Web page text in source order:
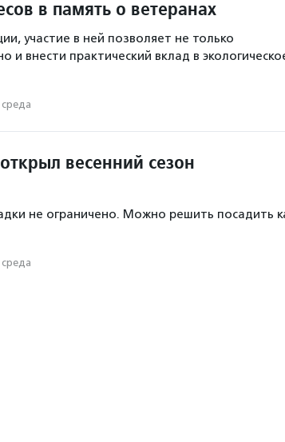
в память о ветеранах
участие в ней позволяет не только
и внести практический вклад в
весенний сезон
не ограничено. Можно решить посадить